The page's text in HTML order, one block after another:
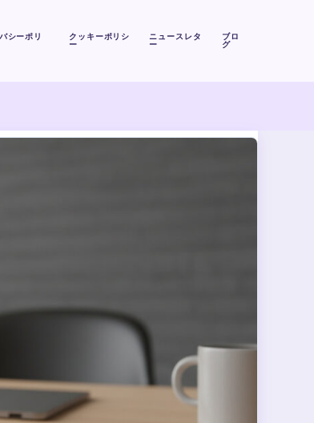
シーポリ
クッキーポリシ
ー
ニュースレタ
ー
ブロ
グ